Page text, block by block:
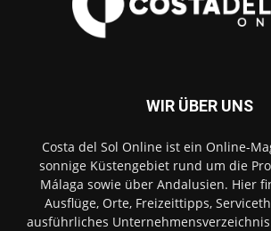
WIR ÜBER UNS
Costa del Sol Online ist ein Online-
sonnige Küstengebiet rund um die
Málaga sowie über Andalusien. Hier
Ausflüge, Orte, Freizeittipps,
ausführliches